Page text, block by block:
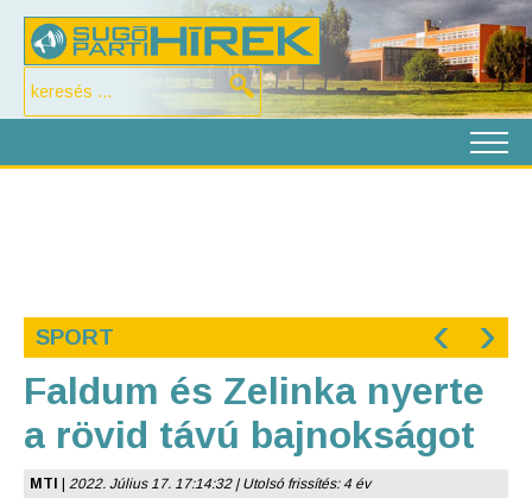
SPORT ‹ ›
Faldum és Zelinka nyerte
a rövid távú bajnokságot
MTI 2022. Július 17. 17:14:32 | Utolsó frissítés: 4 év